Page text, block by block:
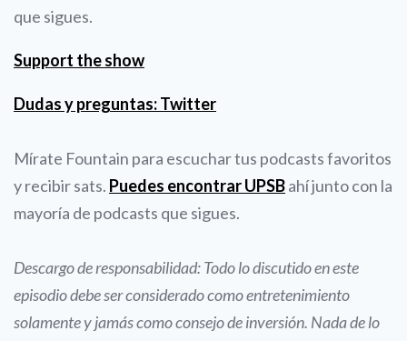
que sigues.
Support the show
Dudas y preguntas: Twitter
Mírate Fountain para escuchar tus podcasts favoritos
y recibir sats. Puedes encontrar UPSBahí junto con la
mayoría de podcasts que sigues.
Descargo de responsabilidad: Todo lo discutido en este
episodio debe ser considerado como entretenimiento
solamente y jamás como consejo de inversión. Nada de lo